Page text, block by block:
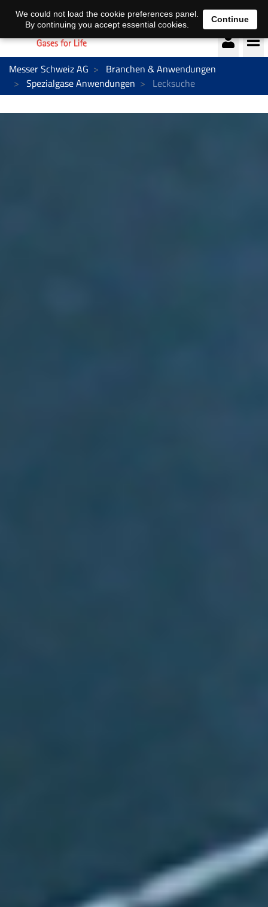
Deutsch français
Messer Schweiz AG
Branchen & Anwendungen
Spezialgase Anwendungen
Lecksuche
We could not load the cookie preferences panel.
By continuing you accept essential cookies.
Continue